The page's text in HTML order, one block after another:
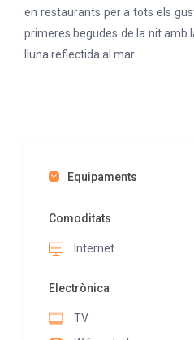
en restaurants per a tots els
primeres begudes de la nit amb
lluna reflectida al mar.
Equipaments
Comoditats
Internet
Electrònica
TV